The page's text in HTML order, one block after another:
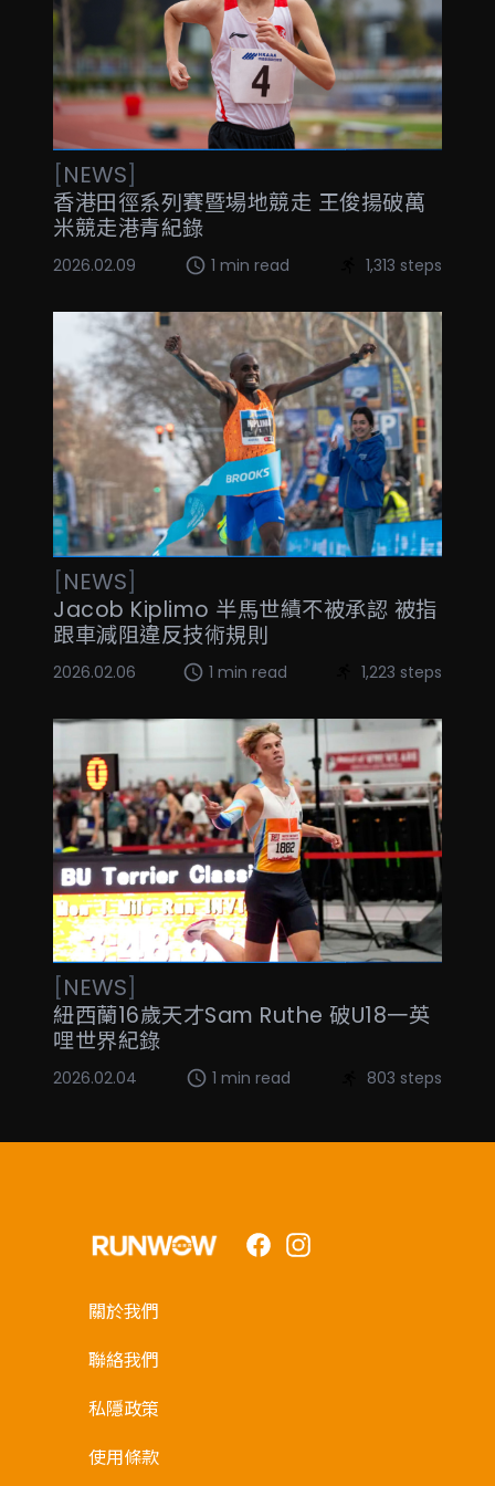
[NEWS]
香港田徑系列賽暨場地競走 王俊揚破萬
米競走港青紀錄
2026.02.09 1 min read 1,313 steps
[NEWS]
Jacob Kiplimo 半馬世績不被承認 被指
跟車減阻違反技術規則
2026.02.06 1 min read 1,223 steps
[NEWS]
紐西蘭16歲天才Sam Ruthe 破U18一英
哩世界紀錄
2026.02.04 1 min read 803 steps
FacebookInstagram
關於我們
聯絡我們
私隱政策
使用條款